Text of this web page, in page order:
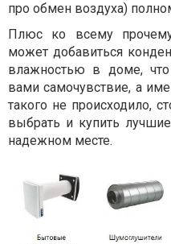
про обмен воздуха)
Плюс ко всему
может добавиться
влажностью в доме,
вами самочувствие, а
такого не происходило,
выбрать и купить лучшие
надежном месте.